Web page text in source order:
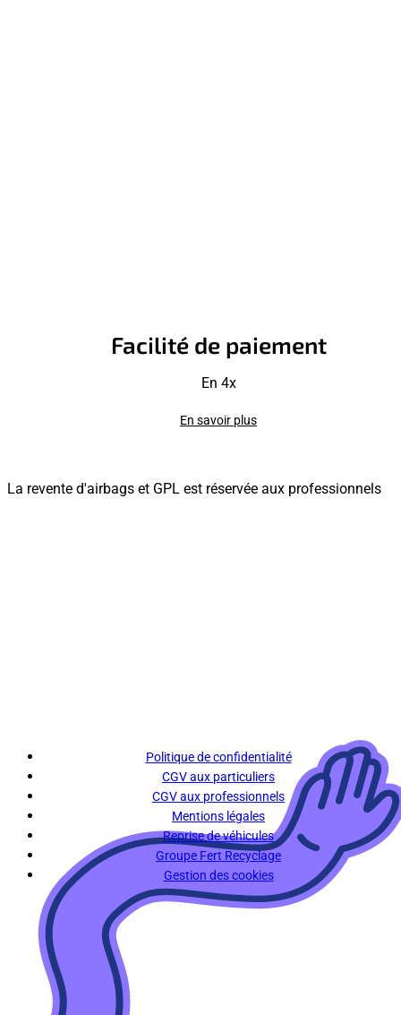
Facilité de paiement
En 4x
En savoir plus
La revente d'airbags et GPL est réservée aux professionnels
Politique de confidentialité
CGV aux particuliers
CGV aux professionnels
Mentions légales
Reprise de véhicules
Groupe Fert Recyclage
Gestion des cookies